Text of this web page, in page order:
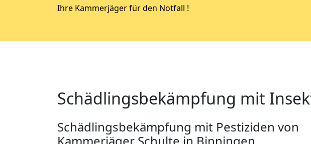
Ihre Kammerjäger für den Notfall !
Schädlingsbekämpfung mit
Schädlingsbekämpfung mit Pestiziden von